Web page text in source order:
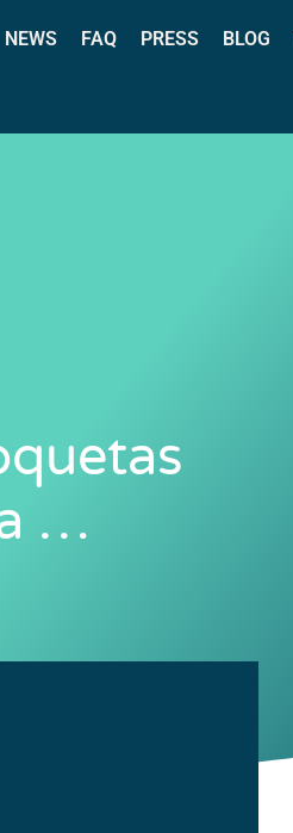
NEWS FAQ PRESS BLOG
…